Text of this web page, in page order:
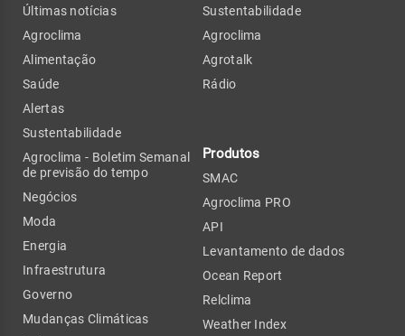
Últimas notícias
Agroclima
Alimentação
Saúde
Alertas
Sustentabilidade
Agroclima - Boletim Semanal
de previsão do tempo
Negócios
Moda
Energia
Infraestrutura
Governo
Mudanças Climáticas
Sustentabilidade
Agroclima
Agrotalk
Rádio
Produtos
SMAC
Agroclima PRO
API
Levantamento de dados
Ocean Report
Relclima
Weather Index